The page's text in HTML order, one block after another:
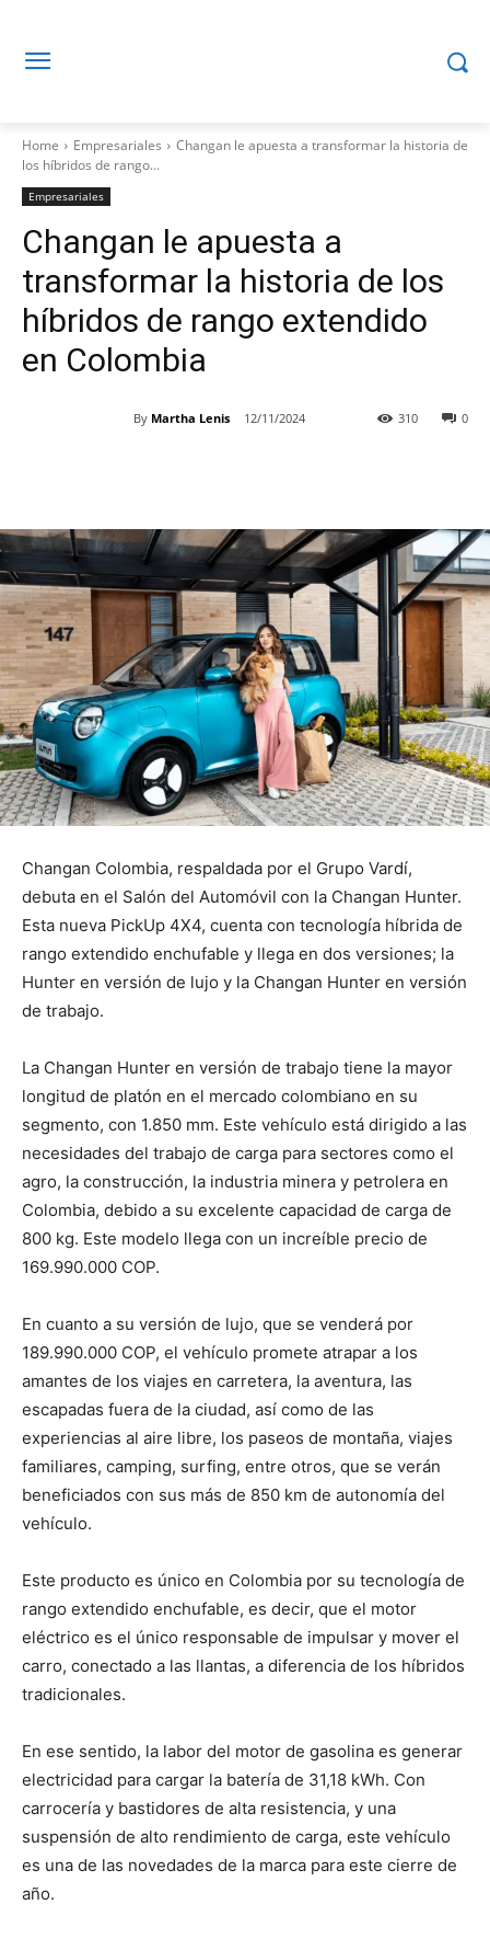
Home Empresariales
Changan le apuesta a transformar la historia de
los híbridos de rango...
Empresariales
Changan le apuesta a
transformar la historia de los
híbridos de rango extendido
en Colombia
By Martha Lenis 12/11/2024 0
310
Changan Colombia, respaldada por el Grupo Vardí,
debuta en el Salón del Automóvil con la Changan Hunter.
Esta nueva PickUp 4X4, cuenta con tecnología híbrida de
rango extendido enchufable y llega en dos versiones; la
Hunter en versión de lujo y la Changan Hunter en versión
de trabajo.
La Changan Hunter en versión de trabajo tiene la mayor
longitud de platón en el mercado colombiano en su
segmento, con 1.850 mm. Este vehículo está dirigido a las
necesidades del trabajo de carga para sectores como el
agro, la construcción, la industria minera y petrolera en
Colombia, debido a su excelente capacidad de carga de
800 kg. Este modelo llega con un increíble precio de
169.990.000 COP.
En cuanto a su versión de lujo, que se venderá por
189.990.000 COP, el vehículo promete atrapar a los
amantes de los viajes en carretera, la aventura, las
escapadas fuera de la ciudad, así como de las
experiencias al aire libre, los paseos de montaña, viajes
familiares, camping, surfing, entre otros, que se verán
beneficiados con sus más de 850 km de autonomía del
vehículo.
Este producto es único en Colombia por su tecnología de
rango extendido enchufable, es decir, que el motor
eléctrico es el único responsable de impulsar y mover el
carro, conectado a las llantas, a diferencia de los híbridos
tradicionales.
En ese sentido, la labor del motor de gasolina es generar
electricidad para cargar la batería de 31,18 kWh. Con
carrocería y bastidores de alta resistencia, y una
suspensión de alto rendimiento de carga, este vehículo
es una de las novedades de la marca para este cierre de
año.